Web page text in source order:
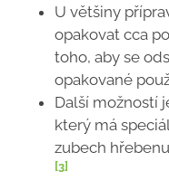
U většiny
opakovat cca
toho, aby se
opakované
Další možností
který má
zubech
[3]